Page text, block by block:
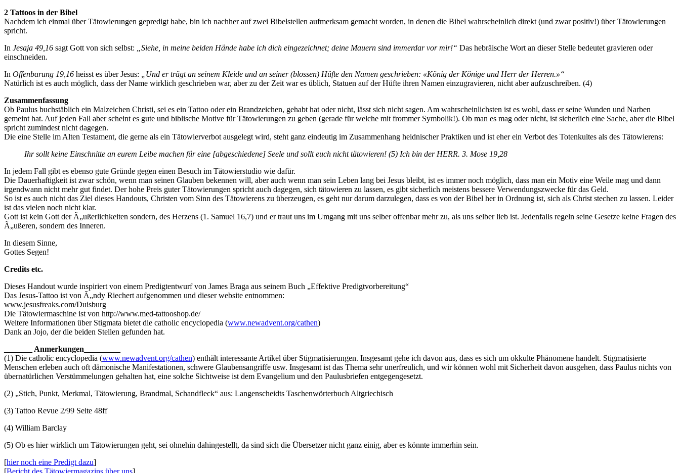
2 Tattoos in der Bibel
Nachdem ich einmal über Tätowierungen gepredigt habe, bin ich nachher auf zwei Bibelstellen aufmerksam gemacht worden, in denen die Bibel wahrscheinlich direkt (und zwar positiv!) über Tätowierungen
spricht.
In Jesaja 49,16 sagt Gott von sich selbst: „Siehe, in meine beiden Hände habe ich dich eingezeichnet; deine Mauern sind immerdar vor mir!“ Das hebräische Wort an dieser Stelle bedeutet gravieren oder
einschneiden.
In Offenbarung 19,16 heisst es über Jesus:
„Und er trägt an seinem Kleide und an seiner (blossen) Hüfte den Namen geschrieben: «König der Könige und Herr der Herren.»“
Natürlich ist es auch möglich, dass der Name wirklich geschrieben war, aber zu der Zeit war es üblich, Statuen auf der Hüfte ihren Namen einzugravieren, nicht aber aufzuschreiben. (4)
Zusammenfassung
Ob Paulus buchstäblich ein Malzeichen Christi, sei es ein Tattoo oder ein Brandzeichen, gehabt hat oder nicht, lässt sich nicht sagen. Am wahrscheinlichsten ist es wohl, dass er seine Wunden und Narben
gemeint hat. Auf jeden Fall aber scheint es gute und biblische Motive für Tätowierungen zu geben (gerade für welche mit frommer Symbolik!). Ob man es mag oder nicht, ist sicherlich eine Sache, aber die Bibel
spricht zumindest nicht dagegen.
Die eine Stelle im Alten Testament, die gerne als ein Tätowierverbot ausgelegt wird, steht ganz eindeutig im Zusammenhang heidnischer Praktiken und ist eher ein Verbot des Totenkultes als des Tätowierens:
Ihr sollt keine Einschnitte an eurem Leibe machen für eine [abgeschiedene] Seele und sollt euch nicht tätowieren! (5) Ich bin der HERR. 3. Mose 19,28
In jedem Fall gibt es ebenso gute Gründe gegen einen Besuch im Tätowierstudio wie dafür.
Die Dauerhaftigkeit ist zwar schön, wenn man seinen Glauben bekennen will, aber auch wenn man sein Leben lang bei Jesus bleibt, ist es immer noch möglich, dass man ein Motiv eine Weile mag und dann
irgendwann nicht mehr gut findet. Der hohe Preis guter Tätowierungen spricht auch dagegen, sich tätowieren zu lassen, es gibt sicherlich meistens bessere Verwendungszwecke für das Geld.
So ist es auch nicht das Ziel dieses Handouts, Christen vom Sinn des Tätowierens zu überzeugen, es geht nur darum darzulegen, dass es von der Bibel her in Ordnung ist, sich als Christ stechen zu lassen. Leider
ist das vielen noch nicht klar.
Gott ist kein Gott der Ã„ußerlichkeiten sondern, des Herzens (1. Samuel 16,7) und er traut uns im Umgang mit uns selber offenbar mehr zu, als uns selber lieb ist. Jedenfalls regeln seine Gesetze keine Fragen des
Ã„ußeren, sondern des Inneren.
In diesem Sinne,
Gottes Segen!
Credits etc.
Dieses Handout wurde inspiriert von einem Predigtentwurf von James Braga aus seinem Buch „Effektive Predigtvorbereitung“
Das Jesus-Tattoo ist von Ã„ndy Riechert aufgenommen und dieser website entnommen:
www.jesusfreaks.com/Duisburg
Die Tätowiermaschine ist von http://www.med-tattooshop.de/
Weitere Informationen über Stigmata bietet die catholic encyclopedia (www.newadvent.org/cathen)
Dank an Jojo, der die beiden Stellen gefunden hat.
_______ Anmerkungen_________
(1) Die catholic encyclopedia (www.newadvent.org/cathen) enthält interessante Artikel über Stigmatisierungen. Insgesamt gehe ich davon aus, dass es sich um okkulte Phänomene handelt. Stigmatisierte
Menschen erleben auch oft dämonische Manifestationen, schwere Glaubensangriffe usw. Insgesamt ist das Thema sehr unerfreulich, und wir können wohl mit Sicherheit davon ausgehen, dass Paulus nichts von
übernatürlichen Verstümmelungen gehalten hat, eine solche Sichtweise ist dem Evangelium und den Paulusbriefen entgegengesetzt.
(2) „Stich, Punkt, Merkmal, Tätowierung, Brandmal, Schandfleck“ aus: Langenscheidts Taschenwörterbuch Altgriechisch
(3) Tattoo Revue 2/99 Seite 48ff
(4) William Barclay
(5) Ob es hier wirklich um Tätowierungen geht, sei ohnehin dahingestellt, da sind sich die Übersetzer nicht ganz einig, aber es könnte immerhin sein.
[hier noch eine Predigt dazu]
[Bericht des Tätowiermagazins über uns]